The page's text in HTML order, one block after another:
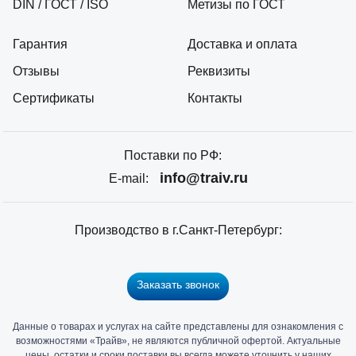
DIN / ГОСТ / ISO
Гарантия
Отзывы
Сертификаты
Метизы по ГОСТ
Доставка и оплата
Реквизиты
Контакты
Поставки по РФ:
E-mail:
info@traiv.ru
Производство в г.Санкт-Петербург:
Заказать звонок
Данные о товарах и услугах на сайте представлены для ознакомления с
возможностями «Трайв», не являются публичной офертой. Актуальные
Главный